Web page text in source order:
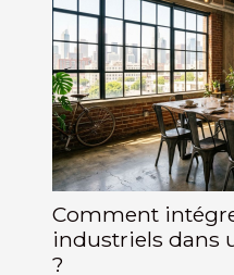
Comment
industriels dans
?